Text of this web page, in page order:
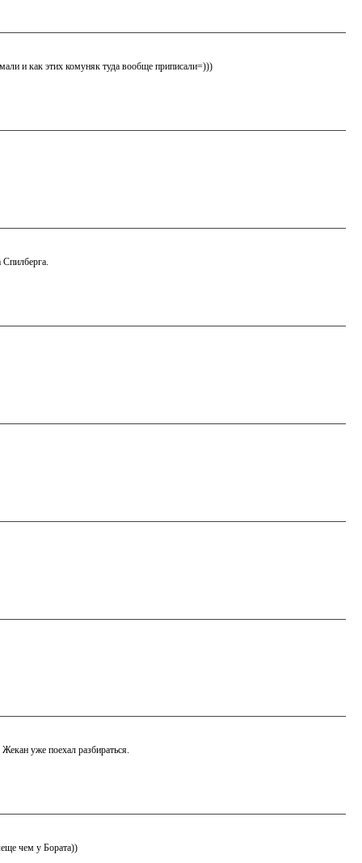
и как этих комуняк туда вообще приписали=)))
уже поехал разбираться.
чем у Бората))